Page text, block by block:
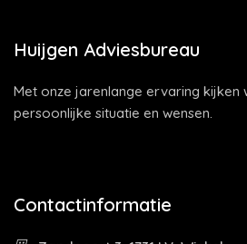
Huijgen Adviesbureau
Met onze jarenlange ervaring kijken
persoonlijke situatie en wensen.
Contactinformatie